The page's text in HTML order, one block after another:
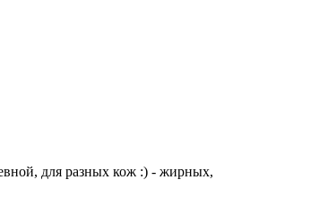
для разных кож :) - жирных,